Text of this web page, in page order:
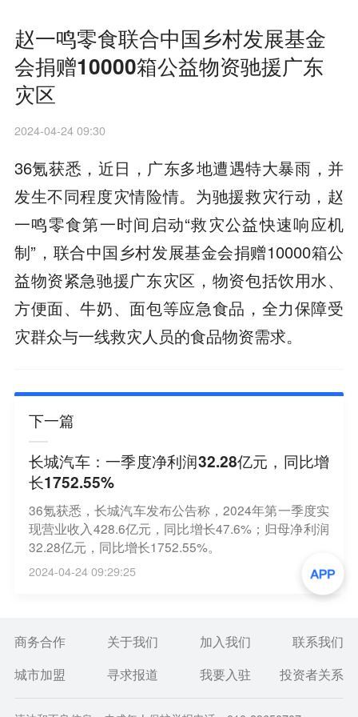
赵一鸣零食联合中国乡村发展基金
会捐赠10000箱公益物资驰援广东
灾区
2024-04-24 09:30
36氪获悉，近日，广东多地遭遇特大暴雨，并
发生不同程度灾情险情。为驰援救灾行动，赵
一鸣零食第一时间启动“救灾公益快速响应机
制”，联合中国乡村发展基金会捐赠10000箱公
益物资紧急驰援广东灾区，物资包括饮用水、
方便面、牛奶、面包等应急食品，全力保障受
灾群众与一线救灾人员的食品物资需求。
下一篇
长城汽车：一季度净利润32.28亿元，同比增
长1752.55%
36氪获悉，长城汽车发布公告称，2024年第一季度实
现营业收入428.6亿元，同比增长47.6%；归母净利润
32.28亿元，同比增长1752.55%。
2024-04-24 09:29:25
商务合作 关于我们 加入我们
联系我们
城市加盟
寻求报道 我要入驻 投资者关系